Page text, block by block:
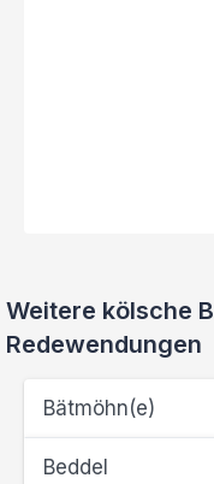
Weitere kölsche
Redewendungen
Bätmöhn(e)
Beddel